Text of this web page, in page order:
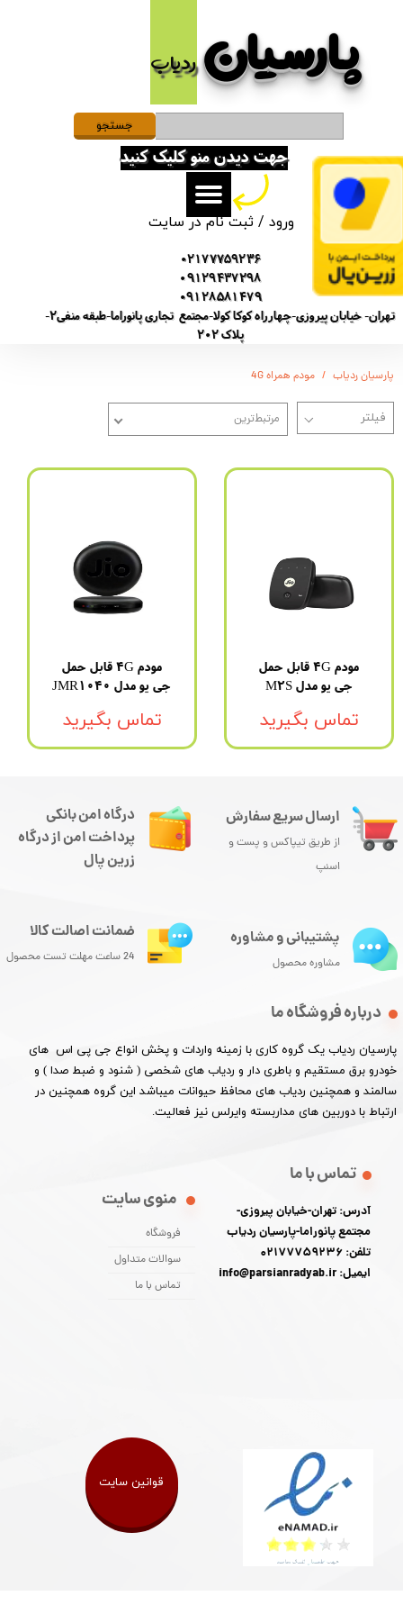
پارسیان​​​​​​​ردیاب
ورود /ثبت نام در سایت
حساب کاربری من
تغییر گذر واژه
سفارشات
خروج از حساب کاربری
02177759236
09129437298
09128581479
تهران- خیابان پیروزی-چهارراه کوکا کولا-مجتمع تجاری پانوراما-طبقه منفی2-
پلاک 202
جهت دیدن منو کلیک کنید
جستجو
پارسیان ردیاب مودم همراه 4G
مرتبط‌ترین
مودم 4G قابل حمل
جی یو مدل M2S
تماس بگیرید
مودم 4G قابل حمل
جی یو مدل JMR1040
تماس بگیرید
ارسال سریع سفارش
از طریق تیپاکس و پست و
اسنپ
درباره فروشگاه ما
پارسیان ردیاب یک گروه کاری با زمینه واردات و پخش انواع جی پی اس های
خودرو برق مستقیم و باطری دار و ردیاب های شخصی ( شنود و ضبط صدا ) و
سالمند و همچنین ردیاب های محافظ حیوانات میباشد این گروه همچنین در
ارتباط با دوربین های مداربسته وایرلس نیز فعالیت.​​​​​​​
منوی سایت
فروشگاه
سوالات متداول
تماس با ما
تماس با ما
آدرس: تهران-خیابان پیروزی-
مجتمع پانوراما-پارسیان ردیاب
تلفن: 02177759236
ایمیل: info@parsianradyab.ir
درگاه امن بانکی
پرداخت امن از درگاه
زرین پال
پشتیبانی و مشاوره
مشاوره محصول
ضمانت اصالت کالا
24 ساعت مهلت تست محصول
قوانین سایت